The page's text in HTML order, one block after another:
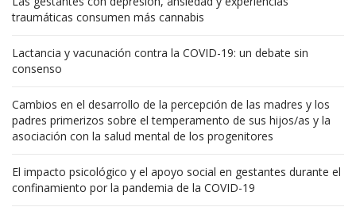
traumáticas consumen más cannabis
Lactancia y vacunación contra la COVID-19: un debate sin
consenso
Cambios en el desarrollo de la percepción de las madres y los
padres primerizos sobre el temperamento de sus hijos/as y la
asociación con la salud mental de los progenitores
El impacto psicológico y el apoyo social en gestantes durante el
confinamiento por la pandemia de la COVID-19